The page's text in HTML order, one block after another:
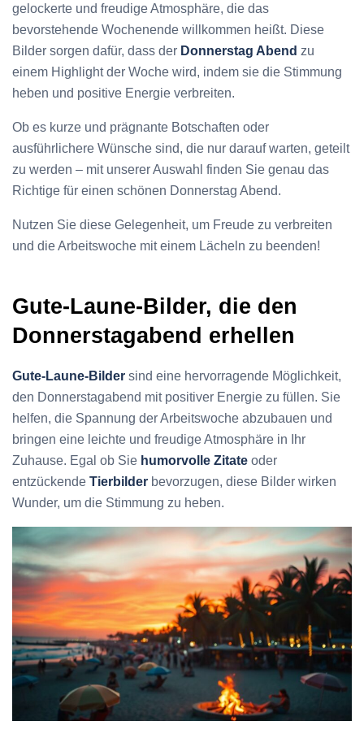
gelockerte und freudige Atmosphäre, die das
bevorstehende Wochenende willkommen heißt. Diese
Bilder sorgen dafür, dass der Donnerstag Abend zu
einem Highlight der Woche wird, indem sie die Stimmung
heben und positive Energie verbreiten.
Ob es kurze und prägnante Botschaften oder
ausführlichere Wünsche sind, die nur darauf warten, geteilt
zu werden – mit unserer Auswahl finden Sie genau das
Richtige für einen schönen Donnerstag Abend.
Nutzen Sie diese Gelegenheit, um Freude zu verbreiten
und die Arbeitswoche mit einem Lächeln zu beenden!
Gute-Laune-Bilder, die den
Donnerstagabend erhellen
Gute-Laune-Bilder sind eine hervorragende Möglichkeit,
den Donnerstagabend mit positiver Energie zu füllen. Sie
helfen, die Spannung der Arbeitswoche abzubauen und
bringen eine leichte und freudige Atmosphäre in Ihr
Zuhause. Egal ob Sie humorvolle Zitate oder
entzückende Tierbilder bevorzugen, diese Bilder wirken
Wunder, um die Stimmung zu heben.